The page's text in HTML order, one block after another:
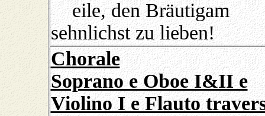
eile, den Bräutigam
sehnlichst zu lieben!
Chorale
Soprano e Oboe I&II e
Violino I e Flauto